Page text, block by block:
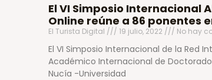
El VI Simposio Internacional
Online reúne a 86 ponentes
El Turista Digital 19 julio, 2022 No hay
El VI Simposio Internacional de la Red
Académico Internacional de Doctorado
Nucía -Universidad